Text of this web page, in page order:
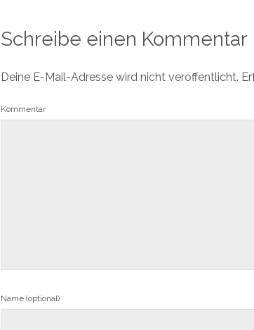
Schreibe einen Kommentar
Deine E-Mail-Adresse wird nicht veröffentlicht.
Kommentar
Name (optional)